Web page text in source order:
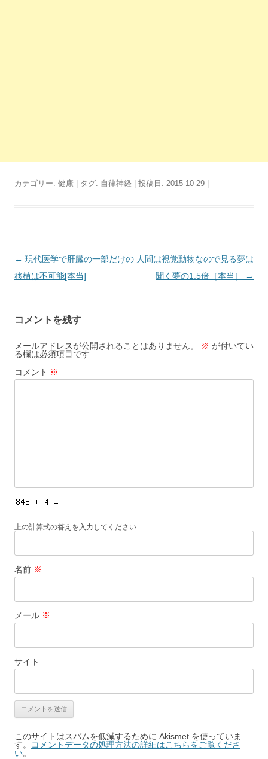
カテゴリー: 健康 | タグ: 自律神経 | 投稿日: 2015-10-29
投
稿
ゲ
ー
シ
ョ
← 現代医学で肝臓の一部だけの
移植は不可能[本当]
人間は視覚動物なので見る夢は
聞く夢の1.5倍［本当］
→
コメントを残す
メールアドレスが公開されることはありません。 ※ が付いてい
る欄は必須項目です
コメント ※
上の計算式の答えを入力してください
名前 ※
メール ※
サイト
このサイトはスパムを低減するために Akismet を使っていま
す。
コメントデータの処理方法の詳細はこちらをご覧くださ
い。